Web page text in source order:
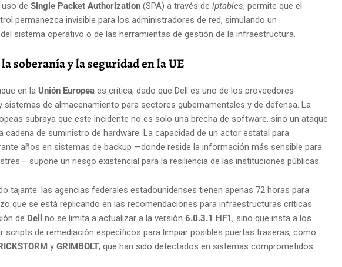
de Single Packet Authorization (SPA) a través de iptables, permite que el
permanezca invisible para los administradores de red, simulando un
sistema operativo o de las herramientas de gestión de la infraestructura.
soberanía y la seguridad en la UE
en la Unión Europea es crítica, dado que Dell es uno de los proveedores
sistemas de almacenamiento para sectores gubernamentales y de defensa. La
subraya que este incidente no es solo una brecha de software, sino un ataque
cadena de suministro de hardware. La capacidad de un actor estatal para
años en sistemas de backup —donde reside la información más sensible para
supone un riesgo existencial para la resiliencia de las instituciones públicas.
tajante: las agencias federales estadounidenses tienen apenas 72 horas para
que se está replicando en las recomendaciones para infraestructuras críticas
de Dell no se limita a actualizar a la versión 6.0.3.1 HF1, sino que insta a los
scripts de remediación específicos para limpiar posibles puertas traseras, como
y GRIMBOLT, que han sido detectados en sistemas comprometidos.